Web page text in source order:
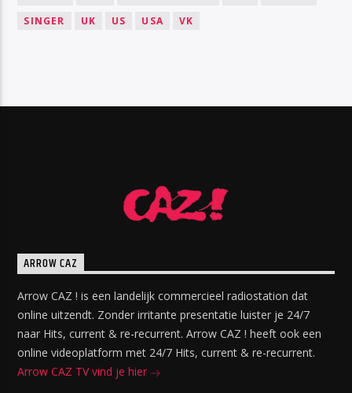
SINGER
UK US USA VK
ARROW CAZ
Arrow CAZ ! is een landelijk commercieel radiostation dat
online uitzendt. Zonder irritante presentatie luister je 24/7
naar Hits, current & re-recurrent. Arrow CAZ ! heeft ook een
online videoplatform met 24/7 Hits, current & re-recurrent.
Arrow CAZ TV vind je hier